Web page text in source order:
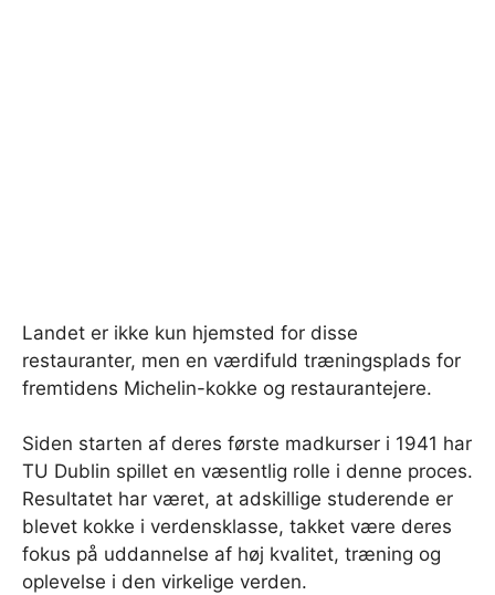
Landet er ikke kun hjemsted for disse
restauranter, men en værdifuld træningsplads for
fremtidens Michelin-kokke og restaurantejere.
Siden starten af ​​deres første madkurser i 1941 har
TU Dublin spillet en væsentlig rolle i denne proces.
Resultatet har været, at adskillige studerende er
blevet kokke i verdensklasse, takket være deres
fokus på uddannelse af høj kvalitet, træning og
oplevelse i den virkelige verden.